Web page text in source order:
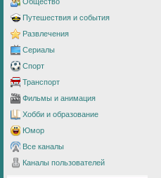
Путешествия и события
Развлечения
Сериалы
Спорт
Транспорт
Фильмы и анимация
Хобби и образование
Юмор
Все каналы
Каналы пользователей